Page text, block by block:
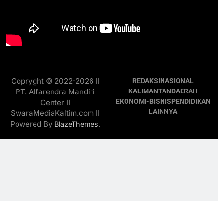
Copryght © 2022-2026 II
PT. Alfarendra Mandiri
Center II
SwaraMediaKaltim.com II
Powered By BlazeThemes.
REDAKSINASIONAL
KALIMANTANDAERAH
EKONOMI-BISNISPENDIDIKAN
LAINNYA